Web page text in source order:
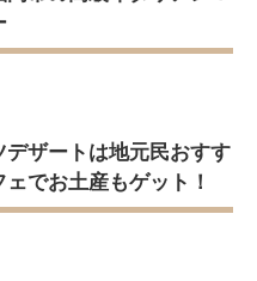
デザートは地元民おすす
でお土産もゲット！